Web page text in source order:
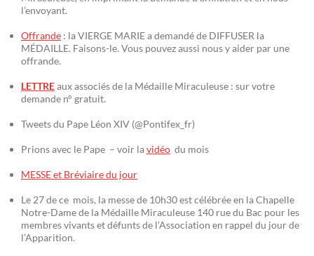
l’envoyant.
Offrande : la VIERGE MARIE a demandé de DIFFUSER la
MÉDAILLE. Faisons-le. Vous pouvez aussi nous y aider par une
offrande.
LETTREaux associés de la Médaille Miraculeuse : sur votre
demande n° gratuit.
Tweets du Pape Léon XIV (@Pontifex_fr)
Prions avec le Pape – voir lavidéo du mois
MESSE et Bréviaire du jour
Le 27 de ce mois, la messe de 10h30 est célébrée en la Chapelle
Notre-Dame de la Médaille Miraculeuse 140 rue du Bac pour les
membres vivants et défunts de l’Association en rappel du jour de
l’Apparition.